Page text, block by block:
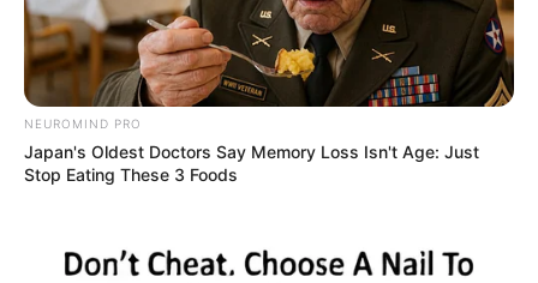
NEUROMIND PRO
Japan's Oldest Doctors Say Memory Loss Isn't Age: Just
Stop Eating These 3 Foods